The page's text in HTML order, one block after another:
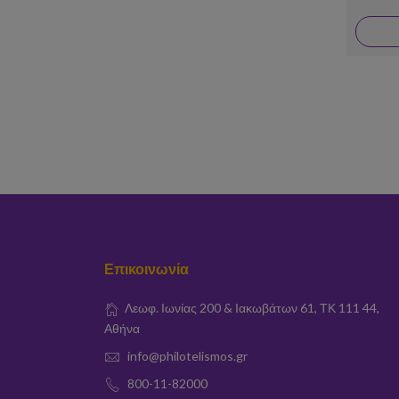
Επικοινωνία
Λεωφ. Ιωνίας 200 & Ιακωβάτων 61, ΤΚ 111 44,
Αθήνα
info@philotelismos.gr
800-11-82000